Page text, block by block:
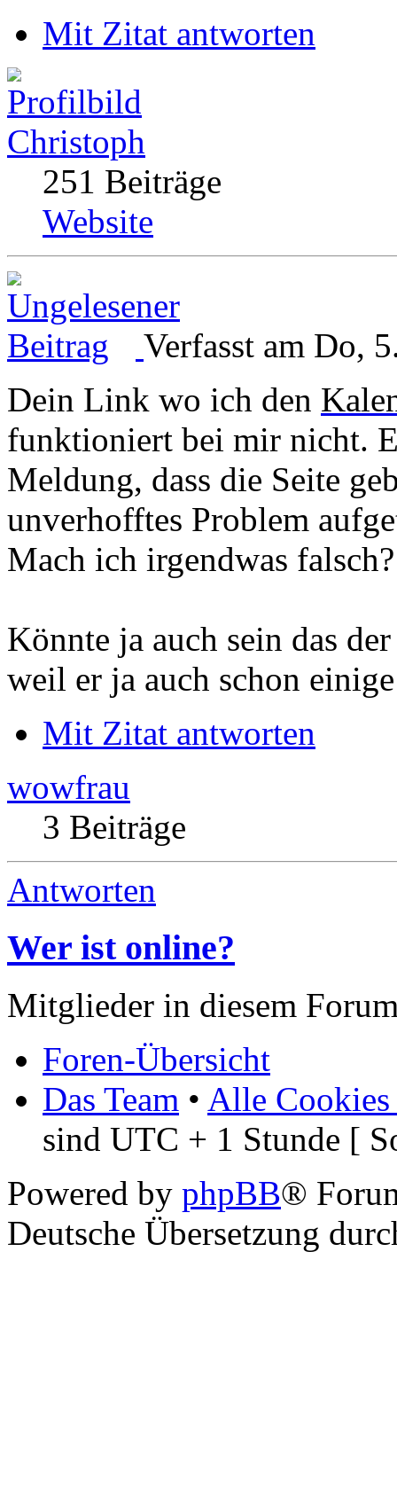
Mit Zitat antworten
Christoph
251 Beiträge
Website
Verfasst am Do,
Dein Link wo ich den
funktioniert bei mir nicht.
Meldung, dass die Seite
unverhofftes Problem
Mach ich irgendwas falsch?
Könnte ja auch sein das
weil er ja auch schon
Mit Zitat antworten
wowfrau
3 Beiträge
Antworten
Wer ist online?
Mitglieder in diesem
Foren-Übersicht
Das Team • Alle Cookies
sind UTC + 1 Stunde [
Powered by phpBB®
Deutsche Übersetzung